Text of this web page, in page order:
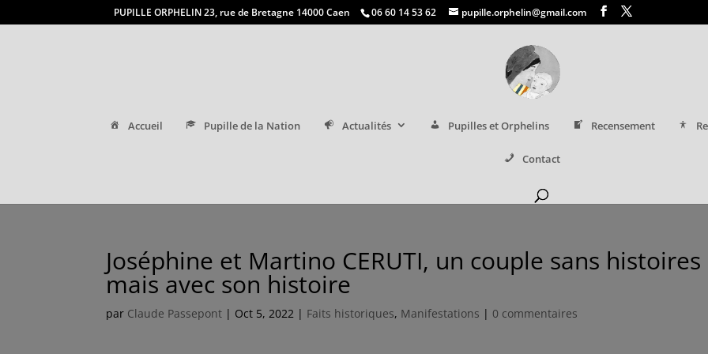
PUPILLE ORPHELIN 23, rue de Bretagne 14000 Caen 06 60 14 53 62 pupille.orphelin@gmail.com
Accueil Pupille de la Nation Actualités Pupilles et Orphelins Recensement
Contact
Joséphine et Martino CERUTI, un couple sans histoires
mais avec son histoire
par Claude Passepont | Oct 5, 2022 | Faits historiques, Manifestations | 0 commentaires